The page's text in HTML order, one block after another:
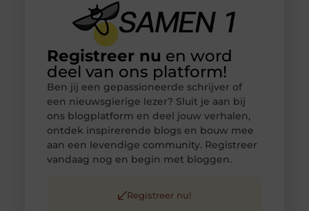
Registreer nu en word
deel van ons platform!
Ben jij een gepassioneerde schrijver of
een nieuwsgierige lezer? Sluit je aan bij
ons blogplatform en deel jouw verhalen,
ontdek inspirerende blogs en bouw mee
aan een levendige community. Registreer
vandaag nog en begin met bloggen.
Registreer nu!